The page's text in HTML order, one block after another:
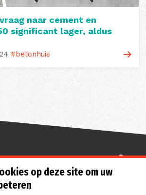
naar cement en
significant lager, aldus
#betonhuis
toekomst in
op deze site om uw